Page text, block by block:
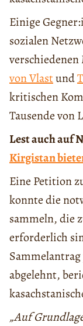
Einige
sozialen
von Vlastund
kritischen
Tausende von
Lest auch auf
Kirgistan
Eine Petition
konnte die
sammeln, die
erforderlich
abgelehnt,
„Auf